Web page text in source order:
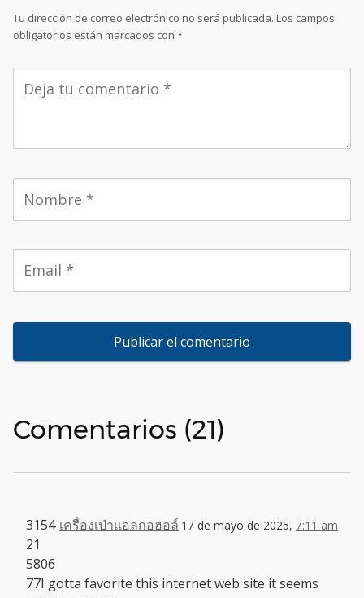
Tu dirección de correo electrónico no será publicada. Los campos
obligatorios están marcados con *
Comentarios (21)
เครื่องเป่าแอลกอฮอล์ 17 de mayo de 2025, 7:11 am
3154
21
5806
77I gotta favorite this internet web site it seems